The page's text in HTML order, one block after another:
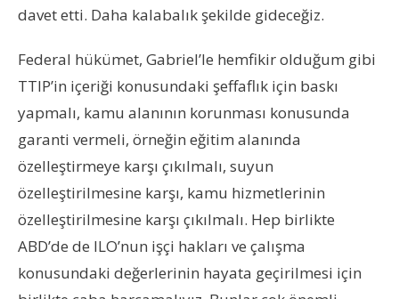
davet etti. Daha kalabalık şekilde gideceğiz.
Federal hükümet, Gabriel’le hemfikir olduğum gibi
TTIP’in içeriği konusundaki şeffaflık için baskı
yapmalı, kamu alanının korunması konusunda
garanti vermeli, örneğin eğitim alanında
özelleştirmeye karşı çıkılmalı, suyun
özelleştirilmesine karşı, kamu hizmetlerinin
özelleştirilmesine karşı çıkılmalı. Hep birlikte
ABD’de de ILO’nun işçi hakları ve çalışma
konusundaki değerlerinin hayata geçirilmesi için